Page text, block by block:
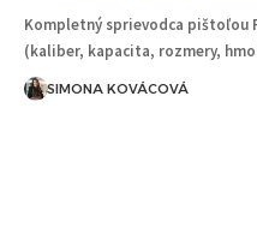
Kompletný sprievodca pištoľou
(kaliber, kapacita, rozmery,
SIMONA KOVÁCOVÁ